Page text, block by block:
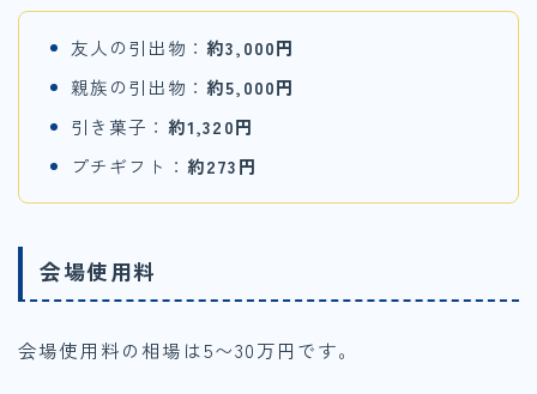
友人の引出物： 約3,000円
親族の引出物： 約5,000円
引き菓子： 約1,320円
プチギフト： 約273円
会場使用料
会場使用料の相場は5〜30万円です。